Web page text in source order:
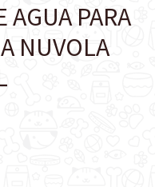
AGUA PARA
NUVOLA